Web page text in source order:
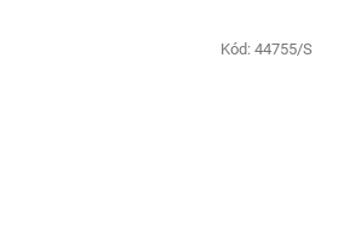
Kód: 44755/S